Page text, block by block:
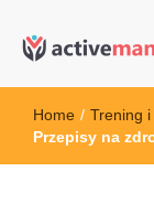
active
sportowym
Home / Trening i
Przepisy na